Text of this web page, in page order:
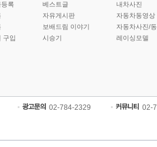
록
구입
베스트글
자유게시판
보배드림 이야기
시승기
내차사진
자동차동영상
자동차사진/
레이싱모델
02-784-2329 02-